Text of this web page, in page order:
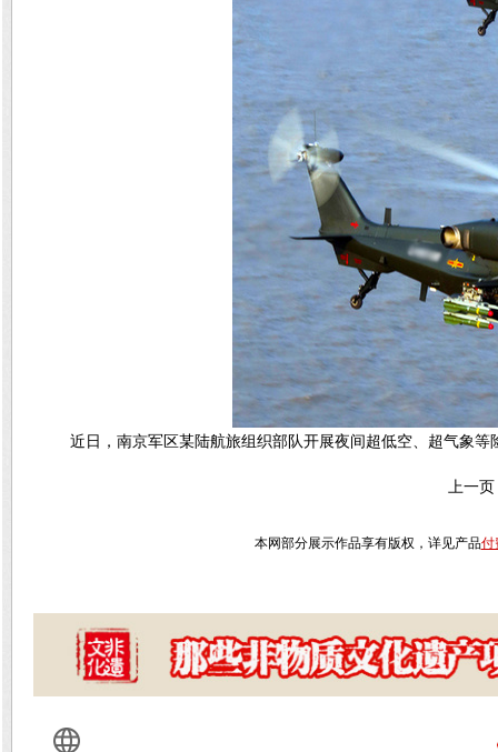
近日，南京军区某陆航旅组织部队开展夜间超低空、超气象
上一页
本网部分展示作品享有版权，详见产品付